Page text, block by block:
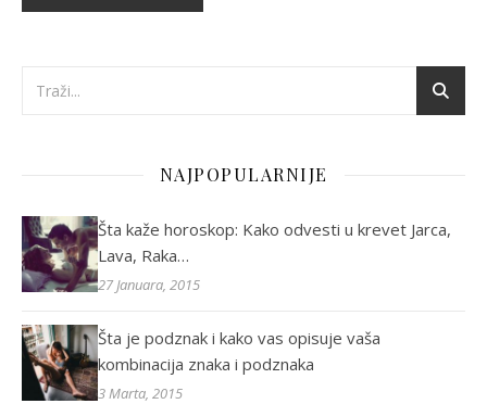
NAJPOPULARNIJE
Šta kaže horoskop: Kako odvesti u krevet Jarca,
Lava, Raka…
27 Januara, 2015
Šta je podznak i kako vas opisuje vaša
kombinacija znaka i podznaka
3 Marta, 2015